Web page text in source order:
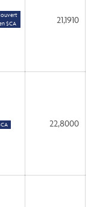
$CA
21,1910
22,8000